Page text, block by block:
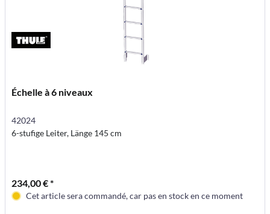
Échelle à 6 niveaux
42024
6-stufige Leiter, Länge 145 cm
234,00 € *
Cet article sera commandé, car pas en stock en ce moment